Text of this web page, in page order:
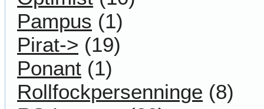
Pampus (1)
Pirat-> (19)
Ponant (1)
Rollfockpersenninge (8)